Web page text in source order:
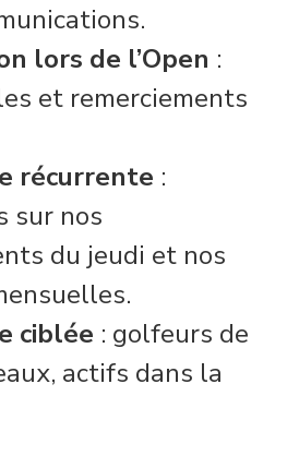
lors de l’Open :
et remerciements
récurrente :
sur nos
du jeudi et nos
ciblée : golfeurs de
actifs dans la